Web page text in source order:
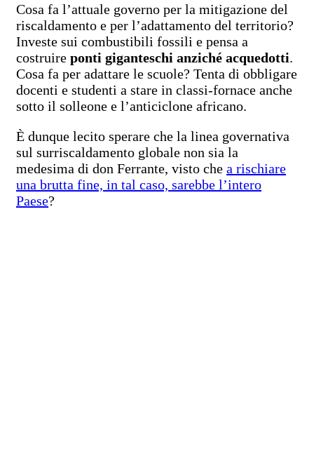
Cosa fa l’attuale governo per la mitigazione del
riscaldamento e per l’adattamento del territorio?
Investe sui combustibili fossili e pensa a
costruire ponti giganteschi anziché acquedotti.
Cosa fa per adattare le scuole? Tenta di obbligare
docenti e studenti a stare in classi-fornace anche
sotto il solleone e l’anticiclone africano.
È dunque lecito sperare che la linea governativa
sul surriscaldamento globale non sia la
medesima di don Ferrante, visto che a rischiare
una brutta fine, in tal caso, sarebbe l’intero
Paese?